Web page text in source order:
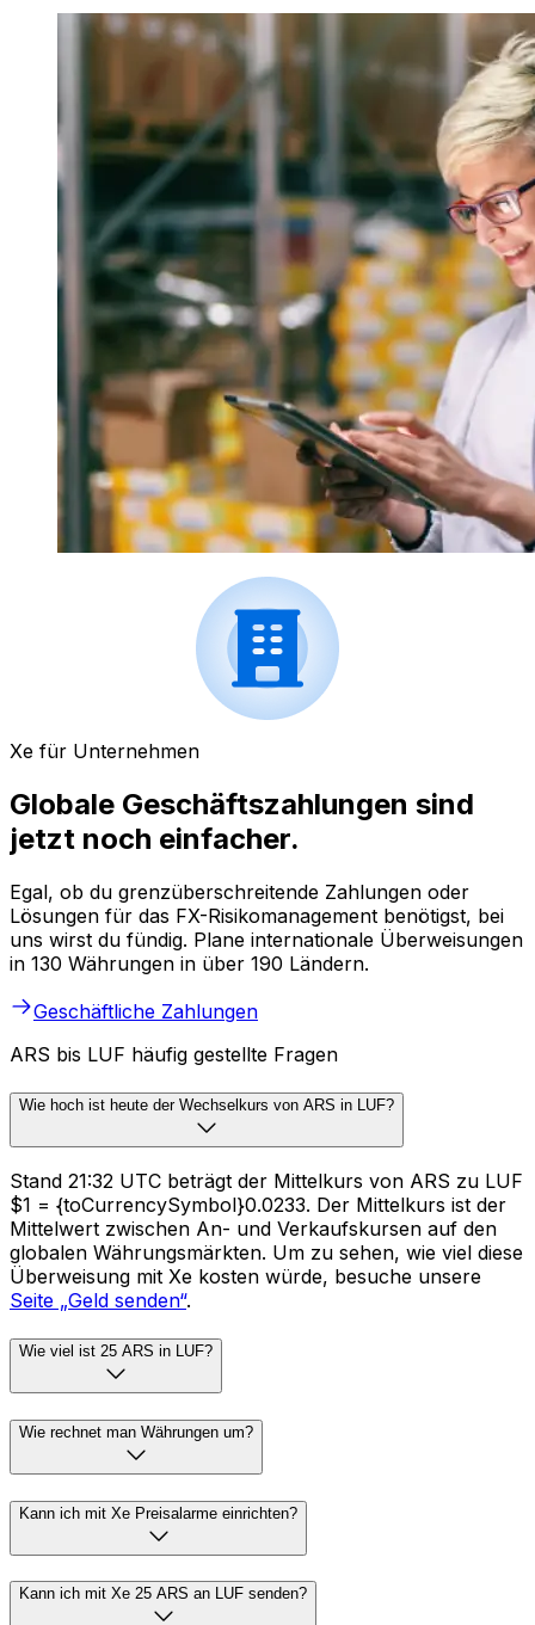
Xe für Unternehmen
Globale Geschäftszahlungen sind
jetzt noch einfacher.
Egal, ob du grenzüberschreitende Zahlungen oder
Lösungen für das FX-Risikomanagement benötigst, bei
uns wirst du fündig. Plane internationale Überweisungen
in 130 Währungen in über 190 Ländern.
Geschäftliche Zahlungen
ARS bis LUF häufig gestellte Fragen
Wie hoch ist heute der Wechselkurs von ARS in LUF?
Stand 21:32 UTC beträgt der Mittelkurs von ARS zu LUF
$1 = {toCurrencySymbol}0.0233. Der Mittelkurs ist der
Mittelwert zwischen An- und Verkaufskursen auf den
globalen Währungsmärkten. Um zu sehen, wie viel diese
Überweisung mit Xe kosten würde, besuche unsere
Seite „Geld senden“.
Wie viel ist 25 ARS in LUF?
Wie rechnet man Währungen um?
Kann ich mit Xe Preisalarme einrichten?
Kann ich mit Xe 25 ARS an LUF senden?